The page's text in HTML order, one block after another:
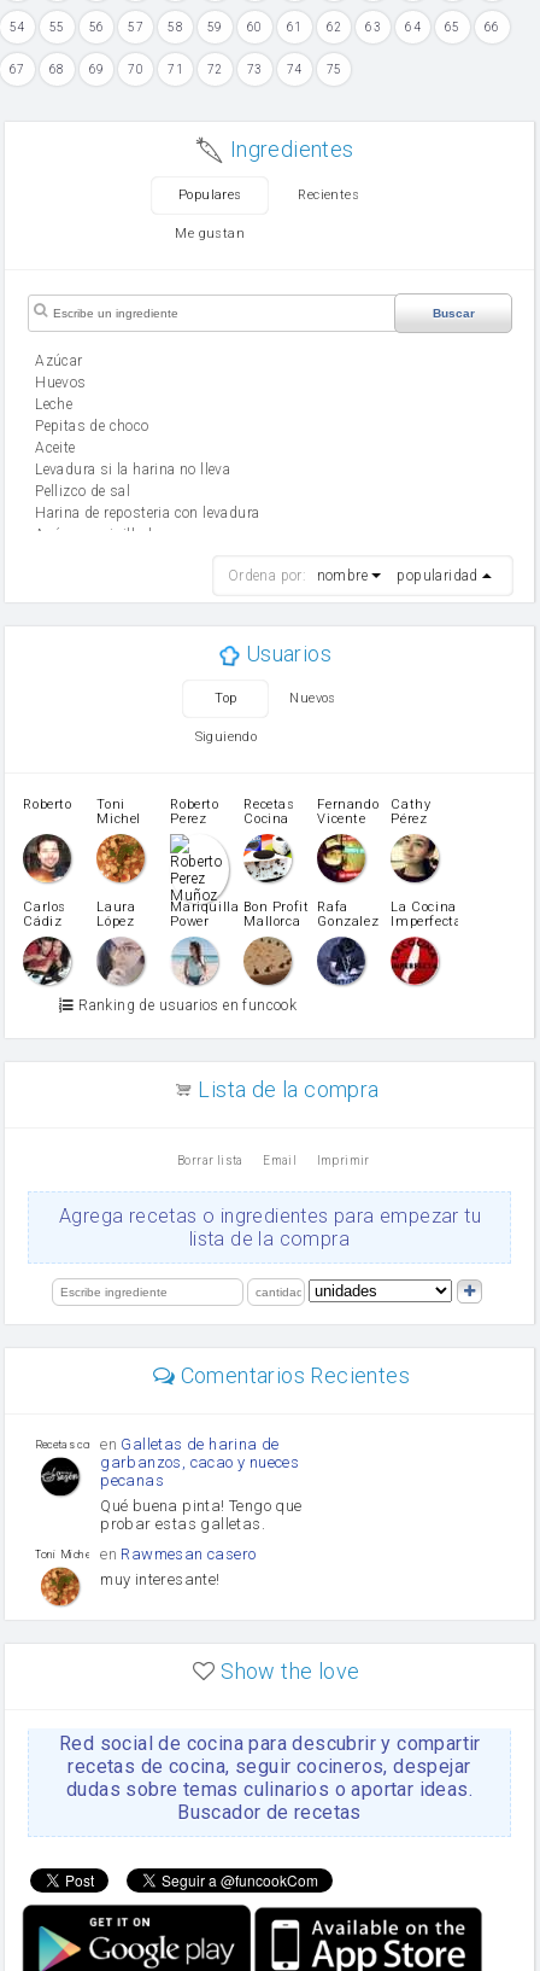
54 55 56 57 58 59 60 61 62 63 64 65 66
67 68 69 70 71 72 73 74 75
Ingredientes
Populares Recientes
Me gustan
Buscar
Azúcar
huevos
leche
Pepitas de choco
aceite
Levadura si la harina no lleva
Pellizco de sal
Harina de reposteria con levadura
Azúcar avainillado
mantequilla
Harina para bizcocho
patatas
pimiento rojo
Pimentón
pimiento verde
miel
vino blanco
Azúcar glass
Azúcar moreno
Zumo de limón
arroz
Ajos
salsa de soja
limón
Ordena por: nombre popularidad
Usuarios
Top Nuevos
Siguiendo
Roberto
Toni
Michel
Caubet
Roberto
Perez
Muñoz
Recetas
Cocina
Fernando
Vicente
Cathy
Pérez
Carlos
Cádiz
Laura
López
Martínez
Mariquilla
Power
Bon Profit
Mallorca
Rafa
Gonzalez
La Cocina
Imperfecta
Ranking de usuarios en funcook
Lista de la compra
Borrar lista Email Imprimir
Agrega recetas o ingredientes para empezar tu
lista de la compra
Comentarios Recientes
Recetas con sazon
en Galletas de harina de
garbanzos, cacao y nueces
pecanas
Qué buena pinta! Tengo que
probar estas galletas.
Toni Michel Caubet
en Rawmesan casero
muy interesante!
enLasaña casera fácil y
HOJALDROSA TV
enGachas de la abuela
Rosa
https://youtu.be/Mz69gcVO3sI
Rosa enReceta Del Bizcocho
Disculpa. En la foto aparece
el bizcocho de xoco y en el
apartado de los ingredientes
te has olvidado de poner la
cantidad q se debería de
Show the love
Red social de cocina para descubrir y compartir
recetas de cocina, seguir cocineros, despejar
dudas sobre temas culinarios o aportar ideas.
Buscador de recetas